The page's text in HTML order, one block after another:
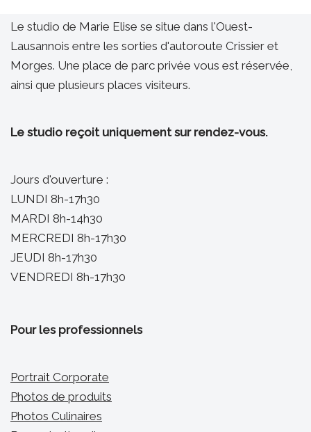
Le studio de Marie Elise se situe dans l'Ouest-
Lausannois entre les sorties d'autoroute Crissier et
Morges. Une place de parc privée vous est réservée,
ainsi que plusieurs places visiteurs.
Le studio reçoit uniquement sur rendez-vous.
Jours d'ouverture :
LUNDI 8h-17h30
MARDI 8h-14h30
MERCREDI 8h-17h30
JEUDI 8h-17h30
VENDREDI 8h-17h30
Pour les professionnels
Portrait Corporate
Photos de produits
Photos Culinaires